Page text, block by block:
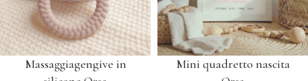
Massaggiagengive in
Mini quadretto nascita